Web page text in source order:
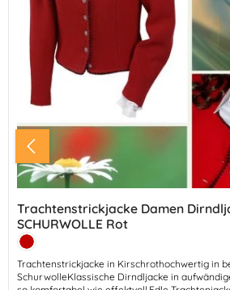
Trachtenstrickjacke Damen
SCHURWOLLE Rot
Farbe:
Kirschrot
Trachtenstrickjacke in Kirschrothochwertig in
SchurwolleKlassische Dirndljacke in